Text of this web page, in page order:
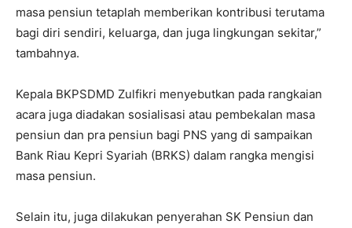
masa pensiun tetaplah memberikan kontribusi terutama
bagi diri sendiri, keluarga, dan juga lingkungan sekitar,”
tambahnya.
Kepala BKPSDMD Zulfikri menyebutkan pada rangkaian
acara juga diadakan sosialisasi atau pembekalan masa
pensiun dan pra pensiun bagi PNS yang di sampaikan
Bank Riau Kepri Syariah (BRKS) dalam rangka mengisi
masa pensiun.
Selain itu, juga dilakukan penyerahan SK Pensiun dan